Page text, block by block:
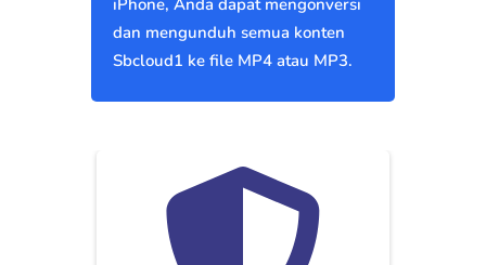
iPhone, Anda dapat mengonversi
dan mengunduh semua konten
Sbcloud1 ke file MP4 atau MP3.